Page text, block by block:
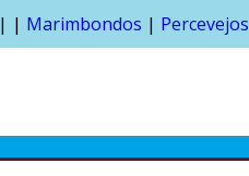
| | Marimbondos | Percevejos